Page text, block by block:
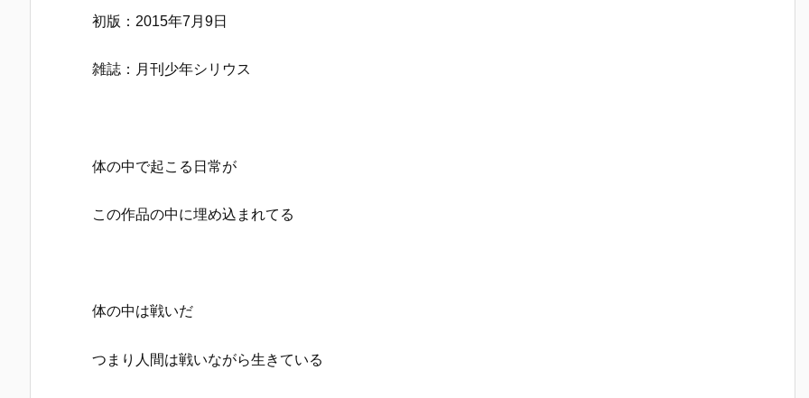
初版：2015年7月9日
雑誌：月刊少年シリウス
体の中で起こる日常が
この作品の中に埋め込まれてる
体の中は戦いだ
つまり人間は戦いながら生きている